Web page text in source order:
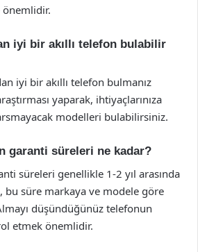
iyi bir akıllı telefon bulabilir
iyi bir akıllı telefon bulmanız
yaparak, ihtiyaçlarınıza
modelleri bulabilirsiniz.
garanti süreleri ne kadar?
süreleri genellikle 1-2 yıl arasında
bu süre markaya ve modele göre
düşündüğünüz telefonun
etmek önemlidir.